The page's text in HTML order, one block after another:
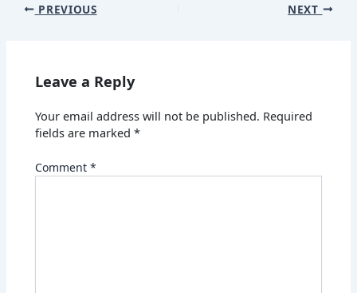
PREVIOUS NEXT
Leave a Reply
Your email address will not be published. Required
fields are marked*
Comment*